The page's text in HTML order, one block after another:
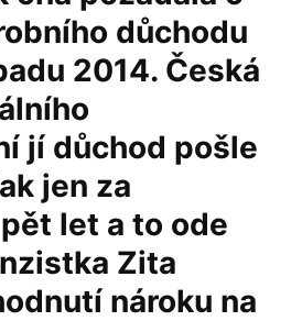
důchodu
2014. Česká
jí důchod pošle
jen za
let a to ode
Zita
nároku na